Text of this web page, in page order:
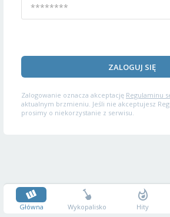
ZALOGUJ SIĘ
Zalogowanie oznacza akceptację Regulaminu
aktualnym brzmieniu. Jeśli nie akceptujesz
prosimy o niekorzystanie z serwisu.
Główna Wykopalisko Hity